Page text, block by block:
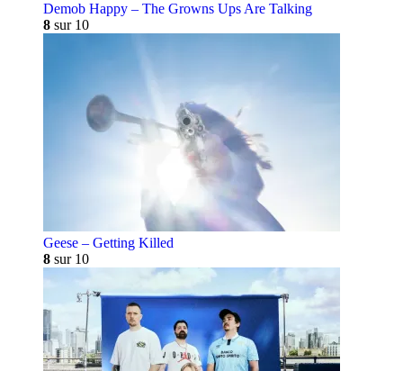
Demob Happy – The Growns Ups Are Talking
8 sur 10
Geese – Getting Killed
8 sur 10